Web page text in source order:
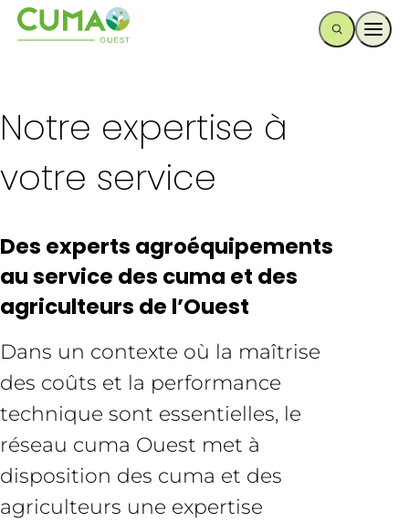
Notre expertise à
votre service
Des experts agroéquipements
au service des cuma et des
agriculteurs de l’Ouest
Dans un contexte où la maîtrise
des coûts et la performance
technique sont essentielles, le
réseau cuma Ouest met à
disposition des cuma et des
agriculteurs une expertise